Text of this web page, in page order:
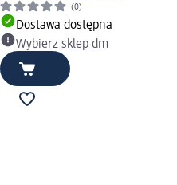
(0)
Dostawa dostępna
Wybierz sklep dm